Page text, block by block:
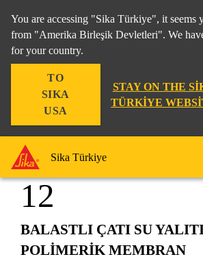
You are accessing "Sika Türkiye", it seems
from "Amerika Birleşik Devletleri". We
for your country.
TO
SIKA
USA
STAY ON THE
TÜRKIYE
Sika Türkiye
Sarnafil®
12
BALASTLI ÇATI SU
POLİMERİK MEMBRAN